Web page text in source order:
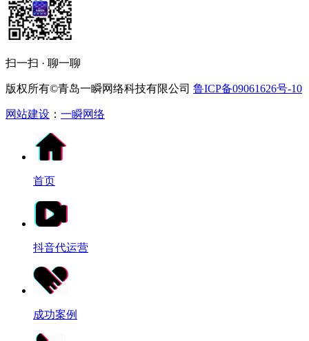
扫一扫 · 聊一聊
版权所有©青岛一瞬网络科技有限公司 鲁ICP备09061626号-10
网站建设 ： 一瞬网络
首页
抖音代运营
成功案例